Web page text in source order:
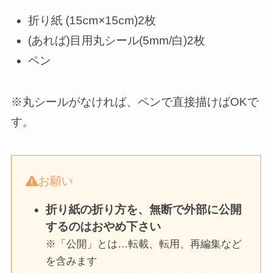
折り紙 (15cm×15cm)2枚
(あれば)目用丸シール(5mm/白)2枚
ペン
※丸シールがなければ、ペンで直接描けばOKで
す。
お願い
折り紙の折り方を、無断で外部に公開
するのはおやめ下さい
※「公開」とは…転載、転用、再編集など
を含みます